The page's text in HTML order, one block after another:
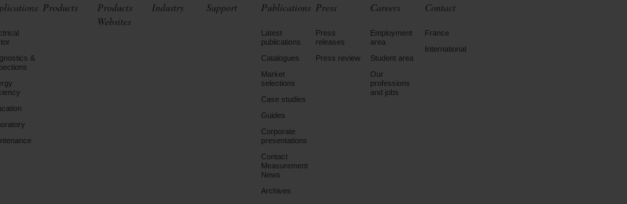
&
Products
Products
Websites
Industry Support Publications
Latest
publications
Catalogues
Market
selections
Case studies
Guides
Corporate
presentations
Contact
Measurement
News
Archives
Press
Press
releases
Press review
Careers
Employment
area
Student area
Our
professions
and jobs
Contact
France
International